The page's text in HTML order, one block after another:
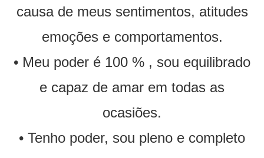
causa de meus sentimentos, atitudes
emoções e comportamentos.
• Meu poder é 100 % , sou equilibrado
e capaz de amar em todas as
ocasiões.
• Tenho poder, sou pleno e completo